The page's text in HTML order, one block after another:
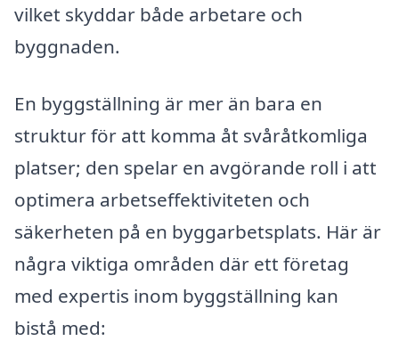
vilket skyddar både arbetare och
byggnaden.
En byggställning är mer än bara en
struktur för att komma åt svåråtkomliga
platser; den spelar en avgörande roll i att
optimera arbetseffektiviteten och
säkerheten på en byggarbetsplats. Här är
några viktiga områden där ett företag
med expertis inom byggställning kan
bistå med: